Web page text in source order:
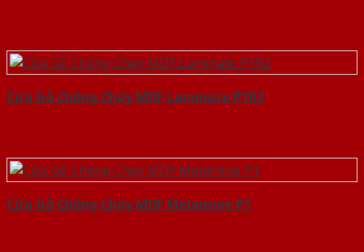
Cửa Gỗ Chống Cháy MDF Laminate P1R2
Cửa Gỗ Chống Cháy MDF Melamine P1